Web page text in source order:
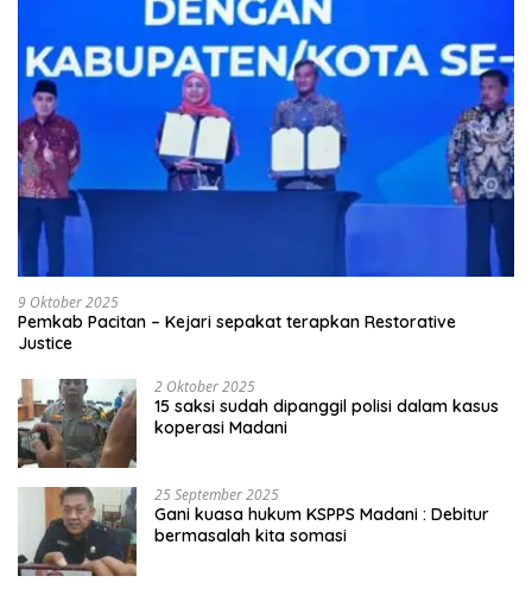
9 Oktober 2025
Pemkab Pacitan – Kejari sepakat terapkan Restorative
Justice
2 Oktober 2025
15 saksi sudah dipanggil polisi dalam kasus
koperasi Madani
25 September 2025
Gani kuasa hukum KSPPS Madani : Debitur
bermasalah kita somasi